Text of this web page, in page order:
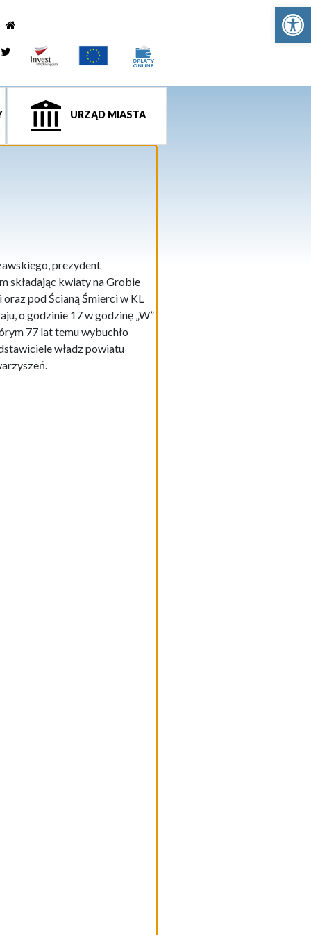
Twitter
URZĄD MIASTA
prezydent
składając kwiaty na Grobie
pod Ścianą Śmierci w KL
o godzinie 17 w godzinę „W”
77 lat temu wybuchło
władz powiatu